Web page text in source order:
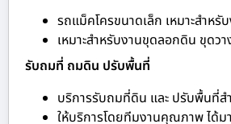
รถแม็คโครขนาดเล็ก เหมาะสำห
เหมาะสำหรับงานขุดลอกดิน ขุดว
รับถมที่ ถมดิน ปรับพื้นที่
บริการรับถมที่ดิน และ ปรับพื้นที่ส
ให้บริการโดยทีมงานคุณภาพ ได้ม